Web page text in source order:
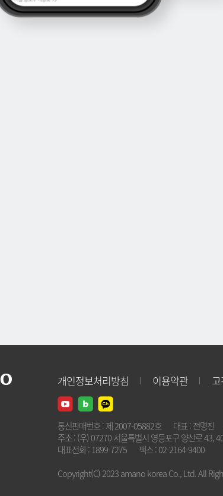
개인정보처리방침 이용약관
통신판매번호 : 제 2007-05882호 대표 : 전명진
주소 : (우) 07270 서울특별시 영등포구 양산로 43,
대표전화 : 1899-7275
팩스 : 02-2164-9400
Copyright(C) 2023 amano korea Co., Ltd. All